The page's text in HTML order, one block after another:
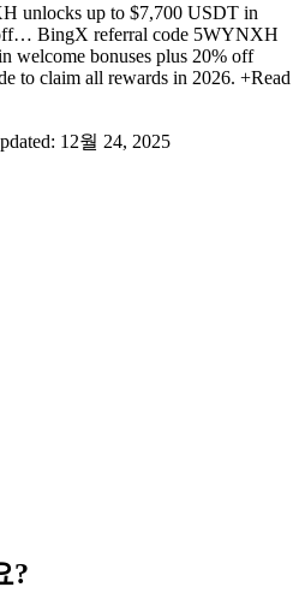
unlocks up to $7,700 USDT in
BingX referral code 5WYNXH
welcome bonuses plus 20% off
to claim all rewards in 2026. +Read
12월 24, 2025
?